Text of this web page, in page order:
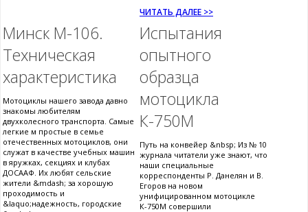
ЧИТАТЬ ДАЛЕЕ >>
Минск М-106.
Техническая
характеристика
Мотоциклы нашего завода давно
знакомы любителям
двухколесного транспорта. Самые
легкие м простые в семье
отечественных мотоциклов, они
служат в качестве учебных машин
в яружках, секциях и клубах
ДОСААФ. Их любят сельские
жители &mdash; за хорошую
проходимость и
&laquo;надежность, городские
Испытания
опытного
образца
мотоцикла
К-750М
Путь на конвейер &nbsp; Из № 10
журнала читатели уже знают, что
наши специальные
корреспонденты Р. Данелян и В.
Егоров на новом
унифицированном мотоцикле
К-750М совершили